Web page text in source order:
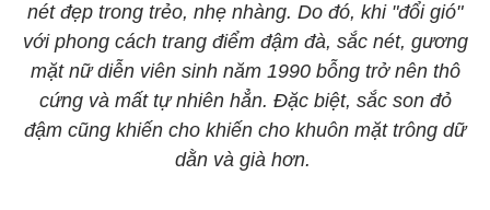
nét đẹp trong trẻo, nhẹ nhàng. Do đó, khi "đổi gió"
với phong cách trang điểm đậm đà, sắc nét, gương
mặt nữ diễn viên sinh năm 1990 bỗng trở nên thô
cứng và mất tự nhiên hẳn. Đặc biệt, sắc son đỏ
đậm cũng khiến cho khiến cho khuôn mặt trông dữ
dằn và già hơn.